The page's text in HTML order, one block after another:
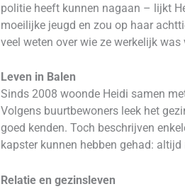
politie heeft kunnen nagaan – lijkt
moeilijke jeugd en zou op haar
veel weten over wie ze werkelijk
Leven in Balen
Sinds 2008 woonde Heidi samen
Volgens buurtbewoners leek het
goed kenden. Toch beschrijven
kapster kunnen hebben gehad:
Relatie en gezinsleven